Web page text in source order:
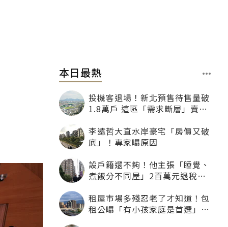
本日最熱
投機客退場！新北預售待售量破
1.8萬戶 這區「需求斷層」賣壓
李遠哲大直水岸豪宅「房價又破
底」！專家曝原因
設戶籍還不夠！他主張「睡覺、
煮飯分不同屋」2百萬元退稅照
租屋市場多殘忍老了才知道！包
租公曝「有小孩家庭是首選」：